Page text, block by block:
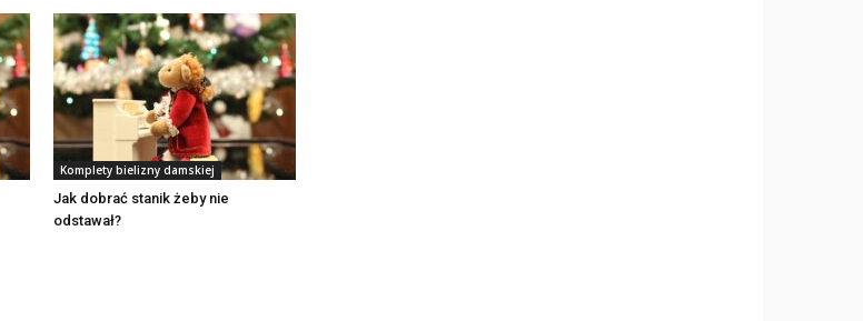
Komplety bielizny damskiej
Jak dobrać stanik żeby nie
odstawał?